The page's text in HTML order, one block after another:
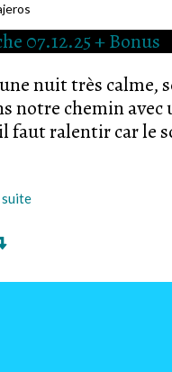
nuit très calme,
notre chemin avec
faut ralentir car le